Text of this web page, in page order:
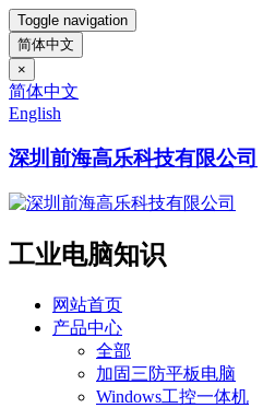
Toggle navigation
简体中文
×
简体中文
English
深圳前海高乐科技有限公司
工业电脑知识
网站首页
产品中心
全部
加固三防平板电脑
Windows工控一体机